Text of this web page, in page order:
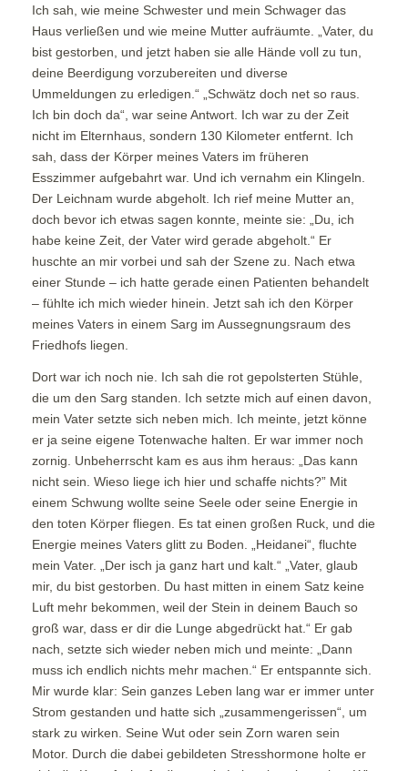
Ich sah, wie meine Schwester und mein Schwager das
Haus verließen und wie meine Mutter aufräumte. „Vater, du
bist gestorben, und jetzt haben sie alle Hände voll zu tun,
deine Beerdigung vorzubereiten und diverse
Ummeldungen zu erledigen.“ „Schwätz doch net so raus.
Ich bin doch da“, war seine Antwort. Ich war zu der Zeit
nicht im Elternhaus, sondern 130 Kilometer entfernt. Ich
sah, dass der Körper meines Vaters im früheren
Esszimmer aufgebahrt war. Und ich vernahm ein Klingeln.
Der Leichnam wurde abgeholt. Ich rief meine Mutter an,
doch bevor ich etwas sagen konnte, meinte sie: „Du, ich
habe keine Zeit, der Vater wird gerade abgeholt.“ Er
huschte an mir vorbei und sah der Szene zu. Nach etwa
einer Stunde – ich hatte gerade einen Patienten behandelt
– fühlte ich mich wieder hinein. Jetzt sah ich den Körper
meines Vaters in einem Sarg im Aussegnungsraum des
Friedhofs liegen.
Dort war ich noch nie. Ich sah die rot gepolsterten Stühle,
die um den Sarg standen. Ich setzte mich auf einen davon,
mein Vater setzte sich neben mich. Ich meinte, jetzt könne
er ja seine eigene Totenwache halten. Er war immer noch
zornig. Unbeherrscht kam es aus ihm heraus: „Das kann
nicht sein. Wieso liege ich hier und schaffe nichts?” Mit
einem Schwung wollte seine Seele oder seine Energie in
den toten Körper fliegen. Es tat einen großen Ruck, und die
Energie meines Vaters glitt zu Boden. „Heidanei“, fluchte
mein Vater. „Der isch ja ganz hart und kalt.“ „Vater, glaub
mir, du bist gestorben. Du hast mitten in einem Satz keine
Luft mehr bekommen, weil der Stein in deinem Bauch so
groß war, dass er dir die Lunge abgedrückt hat.“ Er gab
nach, setzte sich wieder neben mich und meinte: „Dann
muss ich endlich nichts mehr machen.“ Er entspannte sich.
Mir wurde klar: Sein ganzes Leben lang war er immer unter
Strom gestanden und hatte sich „zusammengerissen“, um
stark zu wirken. Seine Wut oder sein Zorn waren sein
Motor. Durch die dabei gebildeten Stresshormone holte er